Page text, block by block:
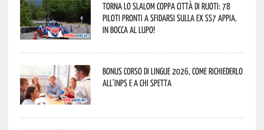
Torna lo Slalom Coppa Città di Ruoti: 78
piloti pronti a sfidarsi sulla ex SS7 Appia.
In bocca al lupo!
Bonus corso di lingue 2026, come richiederlo
all’INPS e a chi spetta